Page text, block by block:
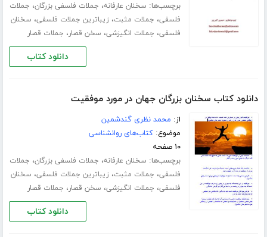
برچسب‌ها: سخنان عارفانه، جملات فلسفی بزرگان، جملات
فلسفی، جملات مثبت، زیباترین جملات فلسفی، سخنان
فلسفی، جملات انگیزشی، سخن قصار، جملات قصار
دانلود کتاب
دانلود کتاب سخنان بزرگان جھان در مورد موفقیت
از: محمد نظری گندشمین
موضوع:کتاب‌های روانشناسی
۱۰ صفحه
برچسب‌ها: سخنان عارفانه، جملات فلسفی بزرگان، جملات
فلسفی، جملات مثبت، زیباترین جملات فلسفی، سخنان
فلسفی، جملات انگیزشی، سخن قصار، جملات قصار
دانلود کتاب